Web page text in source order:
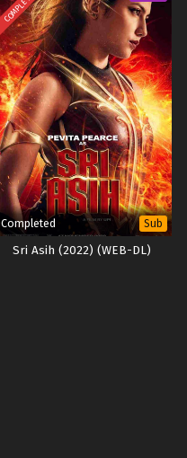
Completed Sub
Sri Asih (2022) (WEB-DL)